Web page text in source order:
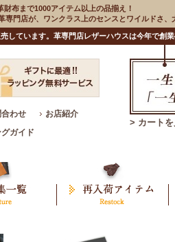
布まで1000アイテム以上の品揃え！
門店が、ワンクラス上のセンスとワイルドさ、
しています。革専門店レザーハウスは今年で創業
合わせ
お店紹介
ガイド
> カートを